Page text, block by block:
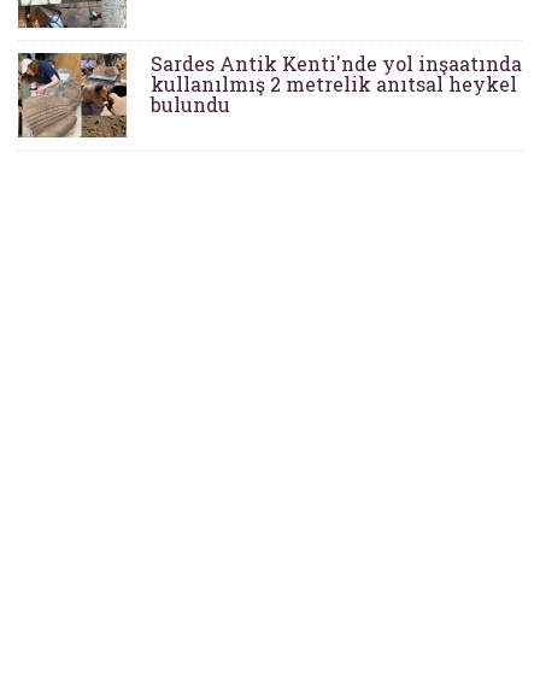
Sardes Antik Kenti'nde yol inşaatında
kullanılmış 2 metrelik anıtsal heykel
bulundu